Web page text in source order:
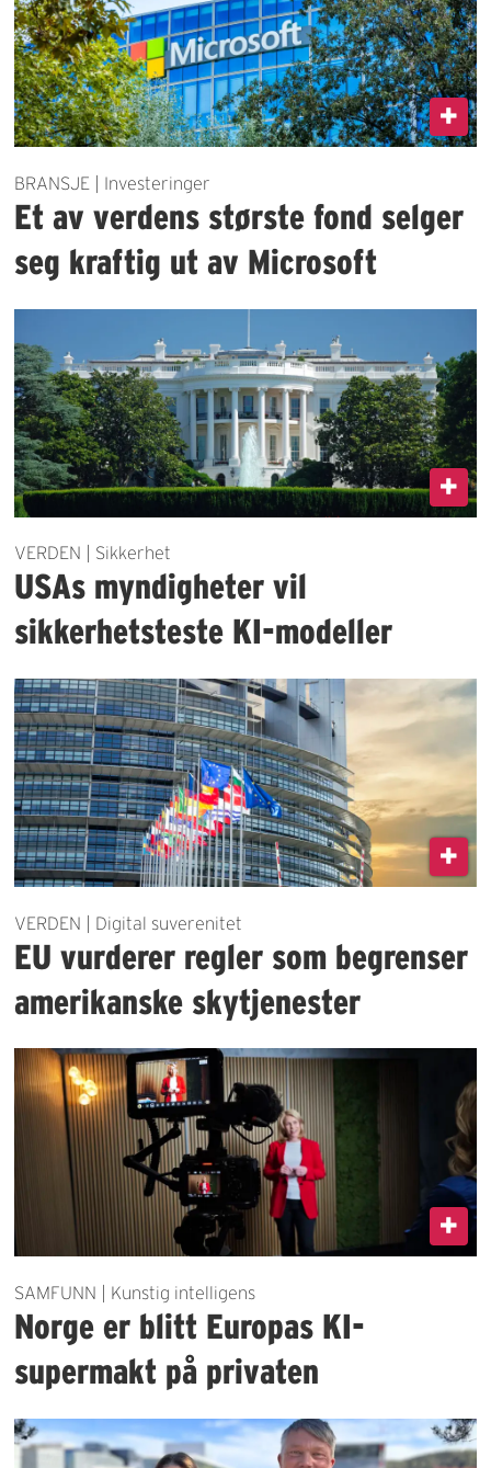
BRANSJE | Investeringer
Et av verdens største fond selger
seg kraftig ut av Microsoft
VERDEN | Sikkerhet
USAs myndigheter vil
sikkerhetsteste KI-modeller
VERDEN | Digital suverenitet
EU vurderer regler som begrenser
amerikanske skytjenester
SAMFUNN | Kunstig intelligens
Norge er blitt Europas KI-
supermakt på privaten